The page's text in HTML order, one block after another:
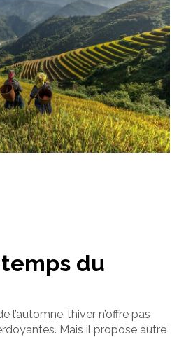
temps du
l’automne, l’hiver n’offre pas
Mais il propose autre